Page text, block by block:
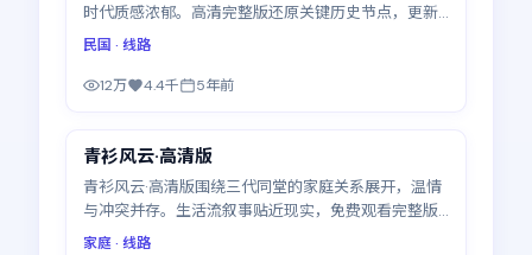
时代质感浓郁。高清完整版还原关键历史节点，更新
至29集
民国 · 线路
12万 4.4千 5年前
热门
青衫风云·高清版
青衫风云·高清版围绕三代同堂的家庭关系展开，温情
与冲突并存。生活流叙事贴近现实，免费观看完整版
高清电视剧可随心暂停续看，全17集
家庭· 线路